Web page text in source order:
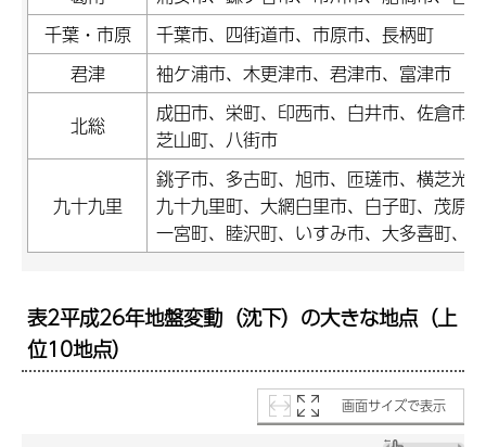
千葉・市原
千葉市、四街道市、市原市、長柄町
君津
袖ケ浦市、木更津市、君津市、富津市
北総
成田市、栄町、印西市、白井市、佐倉市
芝山町、八街市
九十九里
銚子市、多古町、旭市、匝瑳市、横芝光
九十九里町、大網白里市、白子町、茂原
一宮町、睦沢町、いすみ市、大多喜町、
表2平成26年地盤変動（沈下）の大きな地点（上
位10地点）
画面サイズで表示